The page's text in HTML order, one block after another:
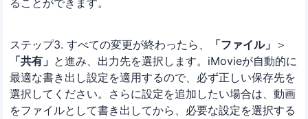
ステップ3. すべての変更が終わったら、 「ファイル」 ＞
「共有」 と進み、出力先を選択します。iMovieが自動的に
最適な書き出し設定を適用するので、必ず正しい保存先を
選択してください。さらに設定を追加したい場合は、動画
をファイルとして書き出してから、必要な設定を選択する